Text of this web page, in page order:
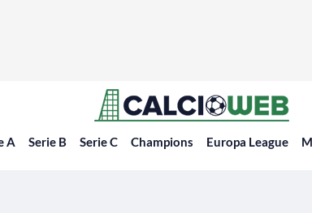
A Serie B Serie C Champions Europa League